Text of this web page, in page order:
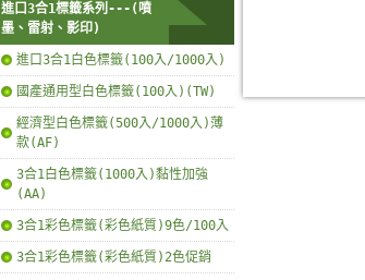
進口3合1標籤系列---(噴
墨、雷射、影印)
進口3合1白色標籤(100入/1000入)
國產通用型白色標籤(100入)(TW)
經濟型白色標籤(500入/1000入)薄
款(AF)
3合1白色標籤(1000入)黏性加強
(AA)
3合1彩色標籤(彩色紙質)9色/100入
3合1彩色標籤(彩色紙質)2色促銷